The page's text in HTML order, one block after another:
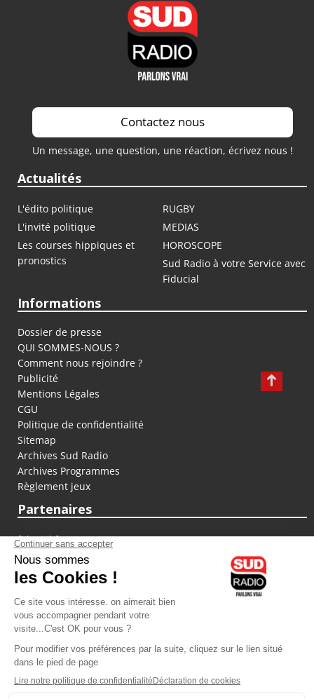
Contactez nous
Un message, une question, une réaction, écrivez nous !
Actualités
L'édito politique
RUGBY
L'invité politique
MEDIAS
Les courses hippiques et
pronostics
HOROSCOPE
Sud Radio à votre Service avec
Fiducial
Informations
Dossier de presse
QUI SOMMES-NOUS ?
Comment nous rejoindre ?
Publicité
Mentions Légales
CGU
Politique de confidentialité
Sitemap
Archives Sud Radio
Archives Programmes
Règlement jeux
Partenaires
fiducial.fr
lyoncapitale.fr
olympique-et-lyonnais.com
L'application Iphone / Android
Téléchargez l'application
Les cookies